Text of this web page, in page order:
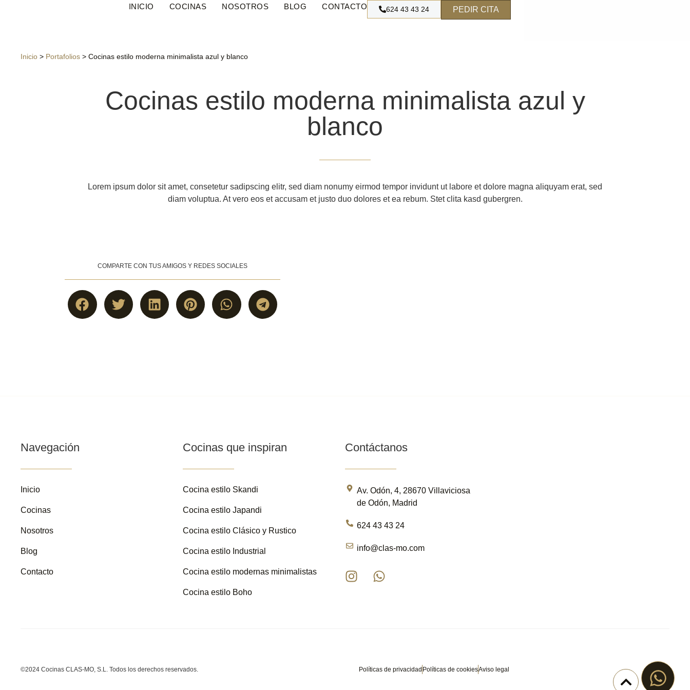
INICIO COCINAS NOSOTROS BLOG CONTACTO 624 43 43 24 PEDIR CITA
Inicio > Portafolios >Cocinas estilo moderna minimalista azul y blanco
Cocinas estilo moderna minimalista azul y
blanco
Lorem ipsum dolor sit amet, consetetur sadipscing elitr, sed diam nonumy eirmod tempor invidunt ut labore et dolore magna aliquyam erat, sed
diam voluptua. At vero eos et accusam et justo duo dolores et ea rebum. Stet clita kasd gubergren.
COMPARTE CON TUS AMIGOS Y REDES SOCIALES
Navegación
Inicio
Cocinas
Nosotros
Blog
Contacto
Cocinas que inspiran
Cocina estilo Skandi
Cocina estilo Japandi
Cocina estilo Clásico y Rustico
Cocina estilo Industrial
Cocina estilo modernas minimalistas
Cocina estilo Boho
Contáctanos
Av. Odón, 4, 28670 Villaviciosa
de Odón, Madrid
624 43 43 24
info@clas-mo.com
©2024 Cocinas CLAS-MO, S.L. Todos los derechos reservados. Políticas de privacidad Políticas de cookiesAviso legal